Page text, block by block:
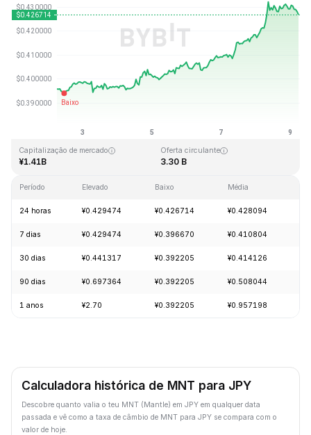
Última atualização: 2026-08-09, 05:48 GMT+0
Capitalização de mercado
¥1.41B
Oferta circulante
3.30 B
Período Elevado Baixo Média
24 horas ¥0.429474 ¥0.426714 ¥0.428094
7 dias ¥0.429474 ¥0.396670 ¥0.410804
30 dias ¥0.441317 ¥0.392205 ¥0.414126
90 dias ¥0.697364 ¥0.392205 ¥0.508044
1 anos ¥2.70 ¥0.392205 ¥0.957198
Calculadora histórica de MNT para JPY
Descobre quanto valia o teu MNT (Mantle) em JPY em qualquer data
passada e vê como a taxa de câmbio de MNT para JPY se compara com o
valor de hoje.